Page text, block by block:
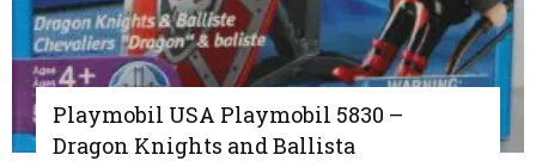
Playmobil USA Playmobil 5830 –
Dragon Knights and Ballista